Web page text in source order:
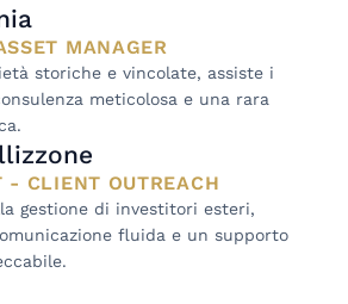
MANAGER
storiche e vincolate, assiste i
meticolosa e una rara
- CLIENT OUTREACH
gestione di investitori esteri,
fluida e un supporto